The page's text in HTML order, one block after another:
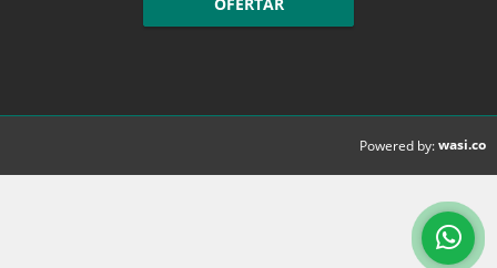
OFERTAR
Powered by:wasi.co